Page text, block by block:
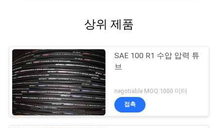
상위 제품
SAE 100 R1 수압 압력 튜
브
negotiable MOQ:1000 미터
접촉